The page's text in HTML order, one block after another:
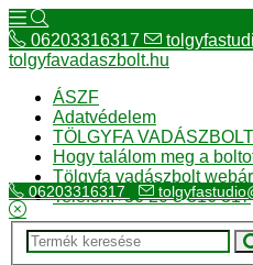
06203316317
tolgyfavadaszbolt.hu
ÁSZF
Adatvédelem
TÖLGYFA
Hogy találom meg a
Tölgyfa vadászbolt
Telefon:+36 20 3 316 317
06203316317